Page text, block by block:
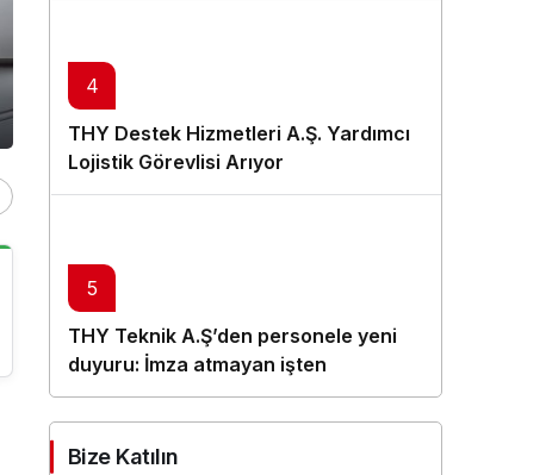
4
THY Destek Hizmetleri A.Ş. Yardımcı
Lojistik Görevlisi Arıyor
5
THY Teknik A.Ş’den personele yeni
duyuru: İmza atmayan işten
çıkarılacak
Bize Katılın